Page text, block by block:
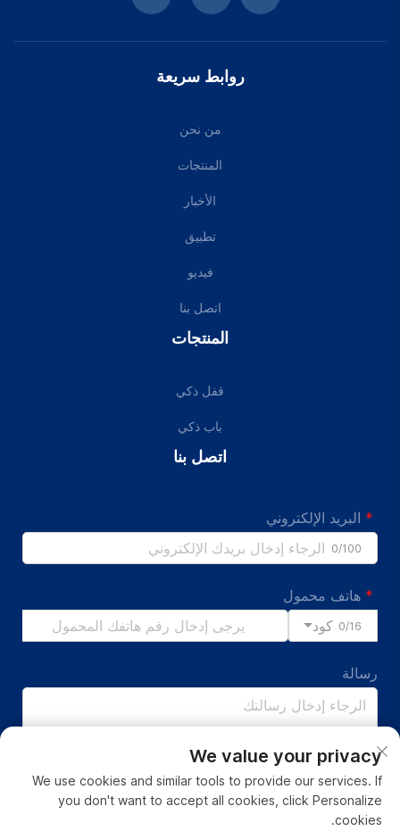
روابط سريعة
من نحن
المنتجات
الأخبار
تطبيق
فيديو
اتصل بنا
المنتجات
قفل ذكي
باب ذكي
اتصل بنا
البريد الإلكتروني
0/100
هاتف محمول
كود 0/16
رسالة
0/1000
We value your privacy
We use cookies and similar tools to provide our services. If
you don't want to accept all cookies, click Personalize
cookies.